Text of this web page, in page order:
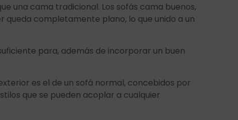
una cama tradicional. Los sofás cama buenos,
queda completamente plano, lo que unido a un
para, además de incorporar un buen
es el de un sofá normal, concebidos por
que se pueden acoplar a cualquier